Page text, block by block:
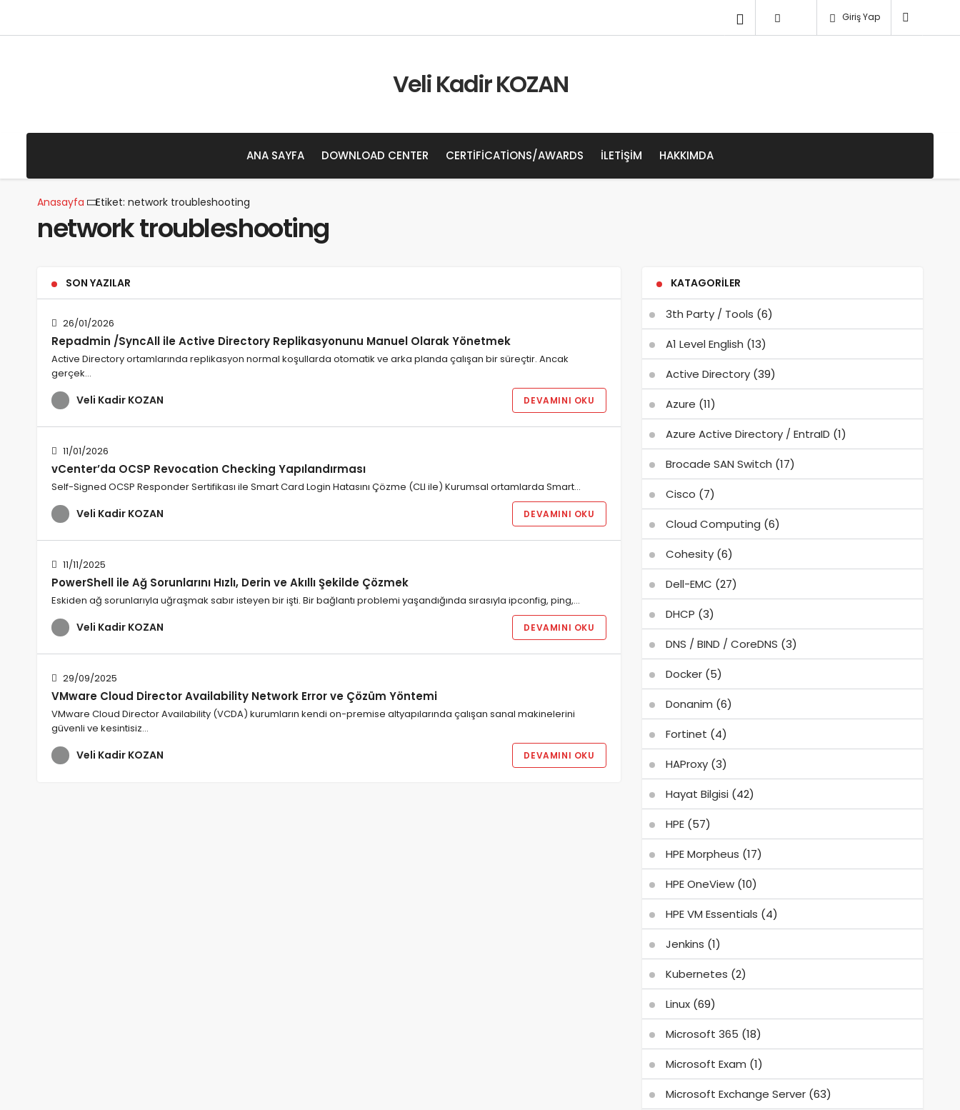
Giriş Yap
Veli Kadir KOZAN
ANA SAYFA DOWNLOAD CENTER CERTIFICATIONS/AWARDS İLETIŞIM HAKKIMDA
Anasayfa Etiket: network troubleshooting
network troubleshooting
SON YAZILAR
26/01/2026
Repadmin /SyncAll ile Active Directory Replikasyonunu Manuel Olarak Yönetmek
Active Directory ortamlarında replikasyon normal koşullarda otomatik ve arka planda çalışan bir süreçtir. Ancak
gerçek…
Veli Kadir KOZAN DEVAMINI OKU
11/01/2026
vCenter’da OCSP Revocation Checking Yapılandırması
Self-Signed OCSP Responder Sertifikası ile Smart Card Login Hatasını Çözme (CLI ile) Kurumsal ortamlarda Smart…
Veli Kadir KOZAN DEVAMINI OKU
11/11/2025
PowerShell ile Ağ Sorunlarını Hızlı, Derin ve Akıllı Şekilde Çözmek
Eskiden ağ sorunlarıyla uğraşmak sabır isteyen bir işti. Bir bağlantı problemi yaşandığında sırasıyla ipconfig, ping,…
Veli Kadir KOZAN DEVAMINI OKU
29/09/2025
VMware Cloud Director Availability Network Error ve Çözüm Yöntemi
VMware Cloud Director Availability (VCDA) kurumların kendi on-premise altyapılarında çalışan sanal makinelerini
güvenli ve kesintisiz…
Veli Kadir KOZAN DEVAMINI OKU
KATAGORILER
3th Party / Tools (6)
A1 Level English (13)
Active Directory(39)
Azure (11)
Azure Active Directory / EntraID (1)
Brocade SAN Switch (17)
Cisco (7)
Cloud Computing (6)
Cohesity(6)
Dell-EMC (27)
DHCP (3)
DNS / BIND / CoreDNS (3)
Docker(5)
Donanim (6)
Fortinet (4)
HAProxy(3)
Hayat Bilgisi (42)
HPE(57)
HPE Morpheus (17)
HPE OneView(10)
HPE VM Essentials (4)
Jenkins (1)
Kubernetes (2)
Linux(69)
Microsoft 365 (18)
Microsoft Exam (1)
Microsoft Exchange Server(63)